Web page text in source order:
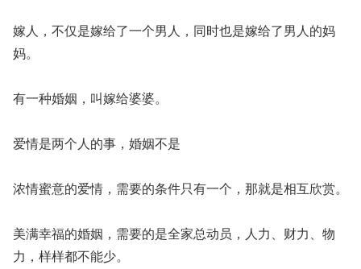
嫁人，不仅是嫁给了一个男人，同时也是嫁给了男人的妈
妈。
有一种婚姻，叫嫁给婆婆。
爱情是两个人的事，婚姻不是
浓情蜜意的爱情，需要的条件只有一个，那就是相互欣赏。
美满幸福的婚姻，需要的是全家总动员，人力、财力、物
力，样样都不能少。